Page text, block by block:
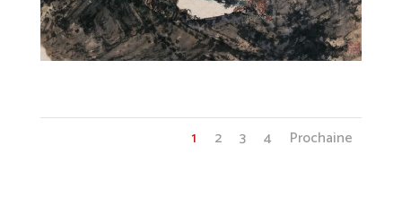
1 2 3 4 Prochaine